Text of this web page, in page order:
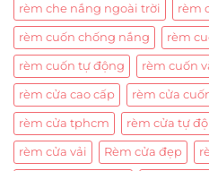
rèm che nắng ngoài trời rèm
rèm cuốn chống nắng rèm
rèm cuốn tự động rèm cuốn
rèm cửa cao cấp rèm cửa
rèm cửa tphcm rèm cửa tự
rèm cửa vải Rèm cửa đẹp